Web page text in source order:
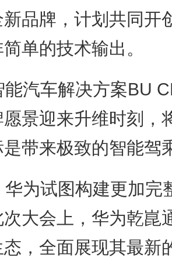
新品牌，计划共同开
单的技术输出。
能汽车解决方案BU
愿景迎来升维时刻，
带来极致的智能驾
华为试图构建更加完
次大会上，华为乾崑
态，全面展现其最新